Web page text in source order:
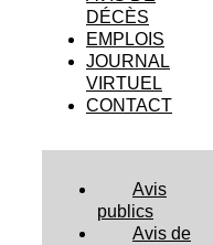
DÉCÈS
EMPLOIS
JOURNAL
VIRTUEL
CONTACT
Avis
publics
Avis de